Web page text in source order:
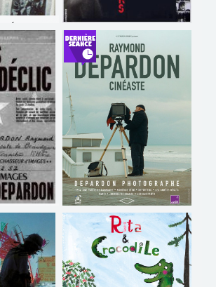
Infos
VO
REPORTERS
Horaires et Infos
Bande-annonce
Réservation
TOUT PUBLIC VO
DÉCLIC
Infos
1974, UNE PARTIE DE
CAMPAGNE
Horaires et Infos
Bande-annonce